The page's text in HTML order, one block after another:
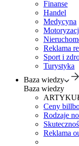
Finanse
Handel
Medycyna
Reklama
Sport i
Turystyka
Baza wiedzy
Baza wiedzy
Ceny
Rodzaje
Reklama